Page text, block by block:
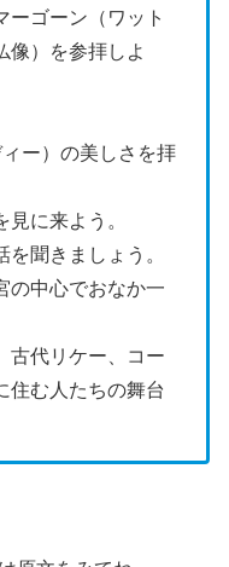
ーゴーン（ワット
像）を参拝しよ
ー）の美しさを拝
見に来よう。
を聞きましょう。
の中心でおなか一
古代リケー、コー
住む人たちの舞台